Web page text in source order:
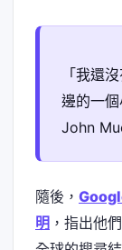
「我還
邊的一
John
隨後，
明 ，指出他